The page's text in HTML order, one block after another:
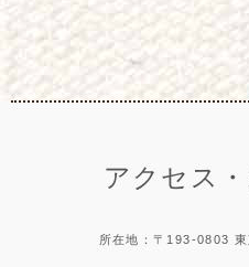
アクセス
所在地：〒193-0803